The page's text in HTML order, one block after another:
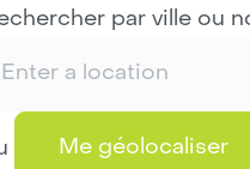
par ville ou
Me géolocaliser